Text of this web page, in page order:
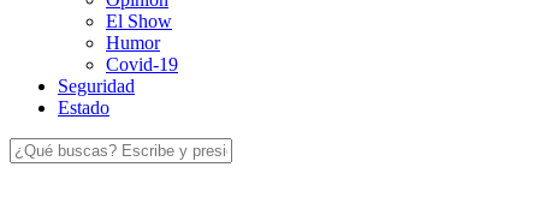
El Show
Humor
Covid-19
Seguridad
Estado